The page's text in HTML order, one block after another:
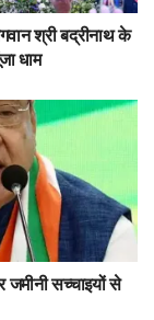
श्री बद्रीनाथ के
धाम
जमीनी सच्चाइयों से